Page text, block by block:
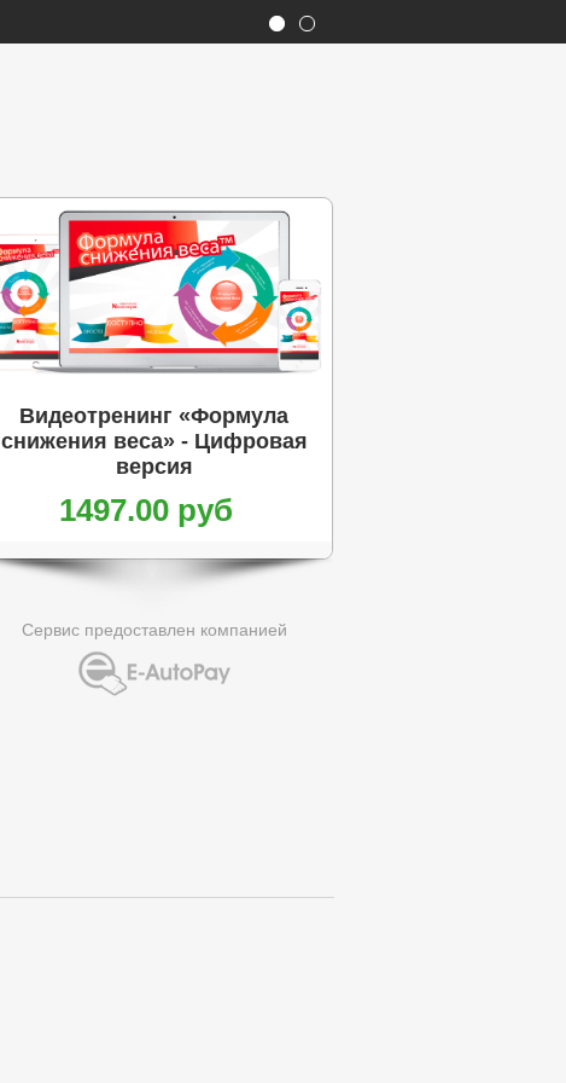
Видеотренинг «Формула
снижения веса» - Цифровая
версия
1497.00 руб
Сервис предоставлен компанией